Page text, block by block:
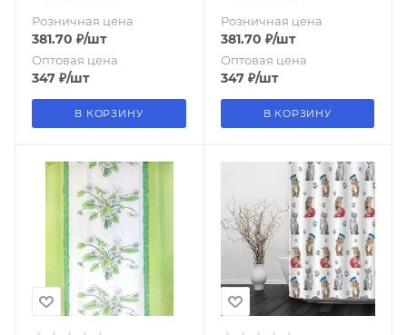
Розничная цена
381.70 ₽/шт
Оптовая цена
347 ₽/шт
В КОРЗИНУ
Розничная цена
381.70 ₽/шт
Оптовая цена
347₽/шт
В КОРЗИНУ